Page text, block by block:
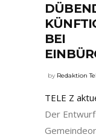
BEI
by Redaktion
TELE Z
Der